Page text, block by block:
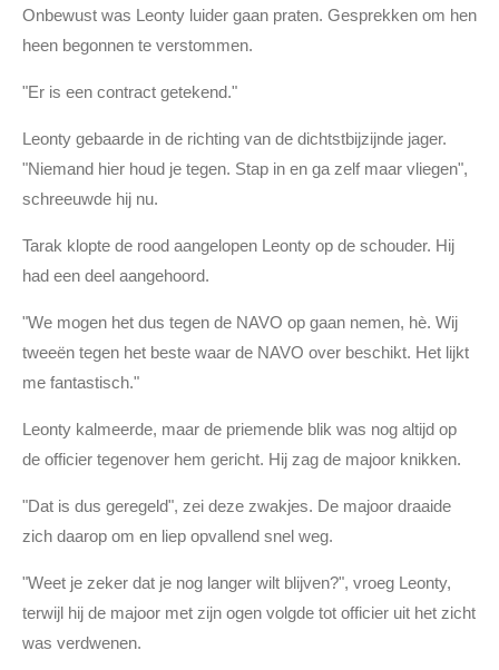
Onbewust was Leonty luider gaan praten. Gesprekken om hen
heen begonnen te verstommen.
"Er is een contract getekend."
Leonty gebaarde in de richting van de dichtstbijzijnde jager.
"Niemand hier houd je tegen. Stap in en ga zelf maar vliegen",
schreeuwde hij nu.
Tarak klopte de rood aangelopen Leonty op de schouder. Hij
had een deel aangehoord.
"We mogen het dus tegen de NAVO op gaan nemen, hè. Wij
tweeën tegen het beste waar de NAVO over beschikt. Het lijkt
me fantastisch."
Leonty kalmeerde, maar de priemende blik was nog altijd op
de officier tegenover hem gericht. Hij zag de majoor knikken.
"Dat is dus geregeld", zei deze zwakjes. De majoor draaide
zich daarop om en liep opvallend snel weg.
"Weet je zeker dat je nog langer wilt blijven?", vroeg Leonty,
terwijl hij de majoor met zijn ogen volgde tot officier uit het zicht
was verdwenen.